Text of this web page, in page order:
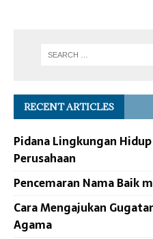
RECENT ARTICLES
Pidana Lingkungan
Perusahaan
Pencemaran Nama Baik
Cara Mengajukan
Agama